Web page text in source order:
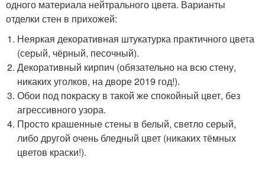
одного материала нейтрального цвета. Варианты
отделки стен в прихожей:
Неяркая декоративная штукатурка практичного цвета
(серый, чёрный, песочный).
Декоративный кирпич (обязательно на всю стену,
никаких уголков, на дворе 2019 год!).
Обои под покраску в такой же спокойный цвет, без
агрессивного узора.
Просто крашенные стены в белый, светло серый,
либо другой очень бледный цвет (никаких тёмных
цветов краски!).